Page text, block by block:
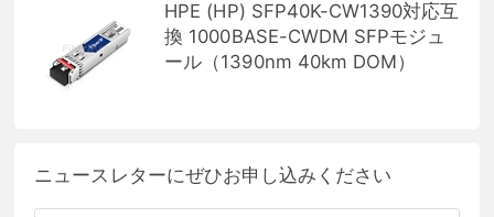
HPE (HP) SFP40K-CW1390対応互
換 1000BASE-CWDM SFPモジュ
ール（1390nm 40km DOM）
ニュースレターにぜひお申し込みください